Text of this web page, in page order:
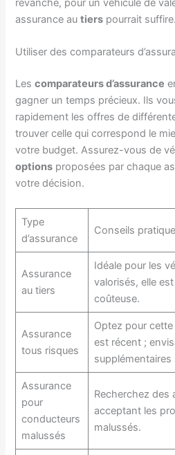
revanche, pour un véhicule de
assurance autiers pourrait suffire.
Utiliser des comparateurs
Lescomparateurs d’assurance
gagner un temps précieux. Ils
rapidement les offres de
trouver celle qui correspond le
votre budget. Assurez-vous de
options proposées par chaque
votre décision.
Type
d’assurance
Conseils
Assurance
au tiers
Idéale pour les
valorisés, elle
coûteuse.
Assurance
tous risques
Optez pour
est récent ;
Assurance
pour
conducteurs
malussés
Recherchez des
acceptant les
malussés.